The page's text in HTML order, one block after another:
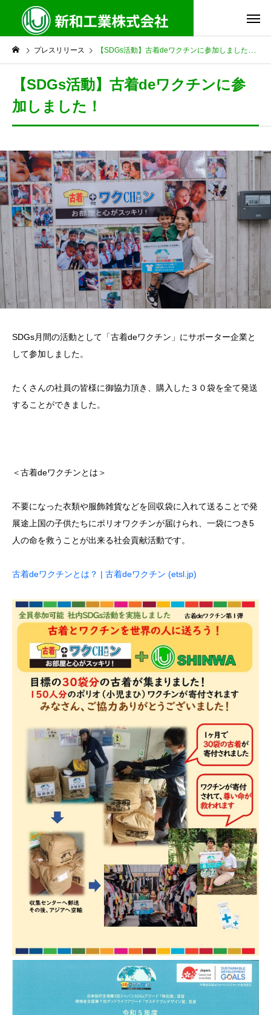
プレスリリース 【SDGs活動】古着deワクチンに参加しました！
【SDGs活動】古着deワクチンに参
加しました！
SDGs月間の活動として「古着deワクチン」にサポーター企業と
して参加しました。
たくさんの社員の皆様に御協力頂き、購入した３０袋を全て発送
することができました。
＜古着deワクチンとは＞
不要になった衣類や服飾雑貨などを回収袋に入れて送ることで発
展途上国の子供たちにポリオワクチンが届けられ、一袋につき5
人の命を救うことが出来る社会貢献活動です。
古着deワクチンとは？ | 古着deワクチン (etsl.jp)